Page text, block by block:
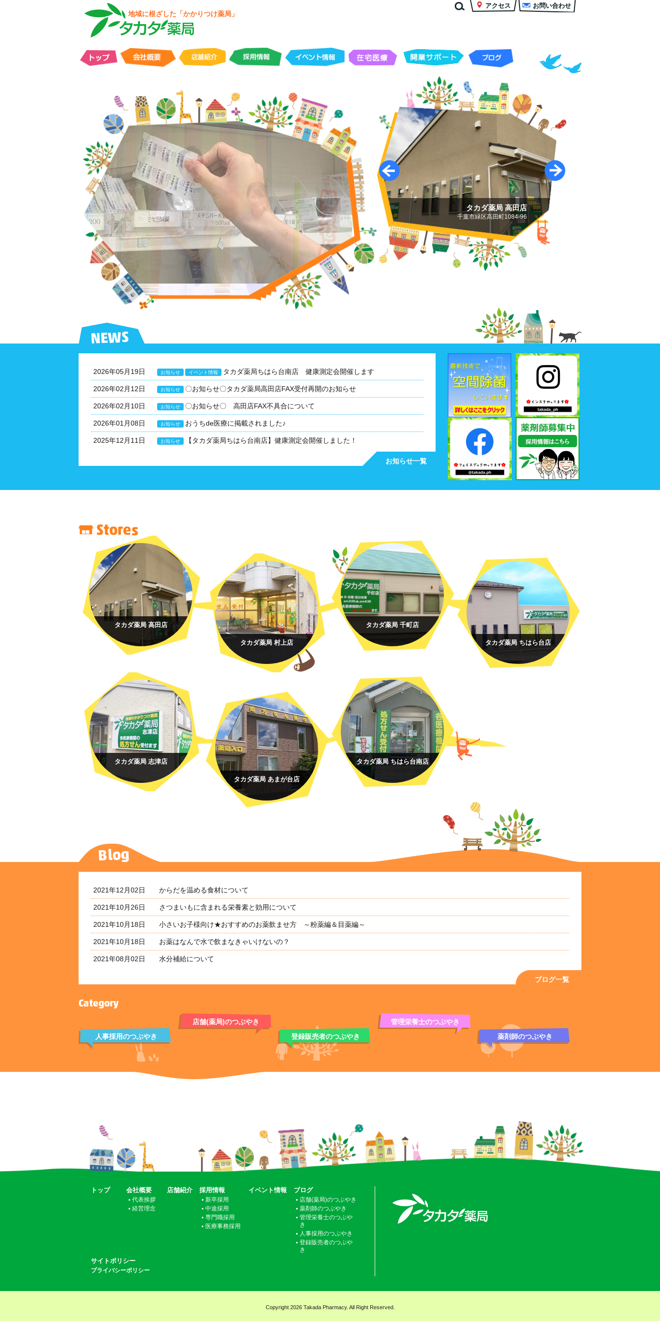
地域に根ざした「かかりつけ薬局」
アクセス お問い合わせ
タカダ薬局 ちはら台南店
市原市ちはら台南1-1-12
タカダ薬局 高田店
千葉市緑区高田町1084-96
タカダ薬局 村上店
八千代市村上南1-5-25 カセイビル1階
2026年05月19日 お知らせ イベント情報 タカダ薬局ちはら台南店 健康測定会開催します
2026年02月12日 お知らせ 〇お知らせ〇タカダ薬局高田店FAX受付再開のお知らせ
2026年02月10日 お知らせ 〇お知らせ〇 高田店FAX不具合について
2026年01月08日 お知らせ おうちde医療に掲載されました♪
2025年12月11日 お知らせ 【タカダ薬局ちはら台南店】健康測定会開催しました！
お知らせ一覧
タカダ薬局 高田店
タカダ薬局 村上店
タカダ薬局 千町店
タカダ薬局 ちはら台店
タカダ薬局 志津店
タカダ薬局 あまが台店
タカダ薬局 ちはら台南店
2021年12月02日 からだを温める食材について
2021年10月26日 さつまいもに含まれる栄養素と効用について
2021年10月18日 小さいお子様向け★おすすめのお薬飲ませ方 ～粉薬編＆目薬編～
2021年10月18日 お薬はなんで水で飲まなきゃいけないの？
2021年08月02日 水分補給について
ブログ一覧
人事採用のつぶやき
店舗(薬局)のつぶやき
登録販売者のつぶやき
管理栄養士のつぶやき
薬剤師のつぶやき
トップ 会社概要
代表挨拶
経営理念
店舗紹介 採用情報
新卒採用
中途採用
専門職採用
医療事務採用
イベント情報 ブログ
店舗(薬局)のつぶやき
薬剤師のつぶやき
管理栄養士のつぶや
き
人事採用のつぶやき
登録販売者のつぶや
き
サイトポリシー
プライバシーポリシー
Copyright 2026 Takada Pharmacy. All Right Reserved.